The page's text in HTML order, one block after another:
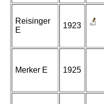
Reisinger
E
1923
Merker E 1925